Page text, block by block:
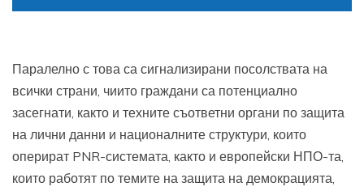
Паралелно с това са сигнализирани посолствата на
всички страни, чиито граждани са потенциално
засегнати, както и техните съответни органи по защита
на лични данни и националните структури, които
оперират PNR-системата, както и европейски НПО-та,
които работят по темите на защита на демокрацията,